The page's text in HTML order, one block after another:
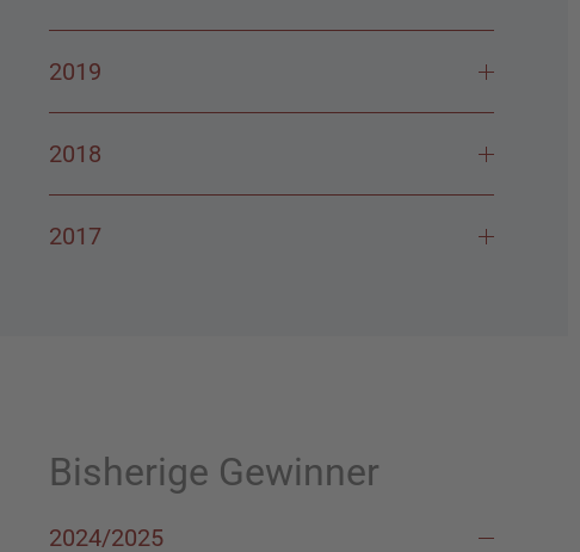
2019
2018
2017
Bisherige Gewinner
2024/2025